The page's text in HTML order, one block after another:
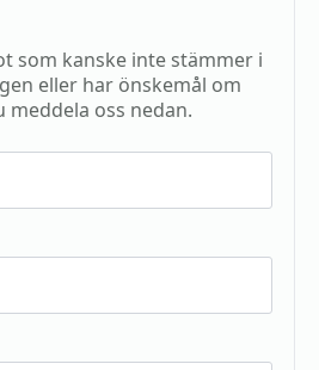
som kanske inte stämmer i
eller har önskemål om
oss nedan.